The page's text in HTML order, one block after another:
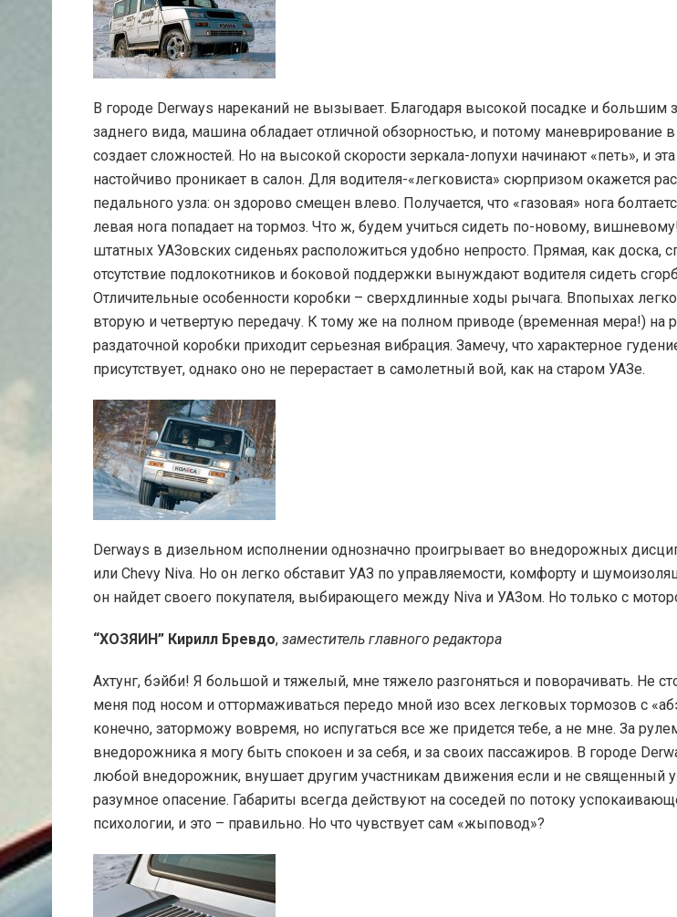
В городе Derways нареканий не вызывает. Благодаря высокой посадке и большим
заднего вида, машина обладает отличной обзорностью, и потому маневрирование в
создает сложностей. Но на высокой скорости зеркала-лопухи начинают «петь», и
настойчиво проникает в салон. Для водителя-«легковиста» сюрпризом окажется
педального узла: он здорово смещен влево. Получается, что «газовая» нога
левая нога попадает на тормоз. Что ж, будем учиться сидеть по-новому,
штатных УАЗовских сиденьях расположиться удобно непросто. Прямая, как доска,
отсутствие подлокотников и боковой поддержки вынуждают водителя сидеть
Отличительные особенности коробки – сверхдлинные ходы рычага. Впопыхах легко
вторую и четвертую передачу. К тому же на полном приводе (временная мера!) на
раздаточной коробки приходит серьезная вибрация. Замечу, что характерное
присутствует, однако оно не перерастает в самолетный вой, как на старом УАЗе.
Derways в дизельном исполнении однозначно проигрывает во внедорожных
или Chevy Niva. Но он легко обставит УАЗ по управляемости, комфорту и
он найдет своего покупателя, выбирающего между Niva и УАЗом. Но только с
“ХОЗЯИН” Кирилл Бревдо, заместитель главного редактора
Ахтунг, бэйби! Я большой и тяжелый, мне тяжело разгоняться и поворачивать. Не
меня под носом и оттормаживаться передо мной изо всех легковых тормозов с
конечно, заторможу вовремя, но испугаться все же придется тебе, а не мне. За
внедорожника я могу быть спокоен и за себя, и за своих пассажиров. В городе
любой внедорожник, внушает другим участникам движения если и не священный
разумное опасение. Габариты всегда действуют на соседей по потоку
психологии, и это – правильно. Но что чувствует сам «жыповод»?